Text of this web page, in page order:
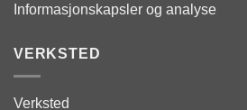
Informasjonskapsler og analyse
VERKSTED
Verksted